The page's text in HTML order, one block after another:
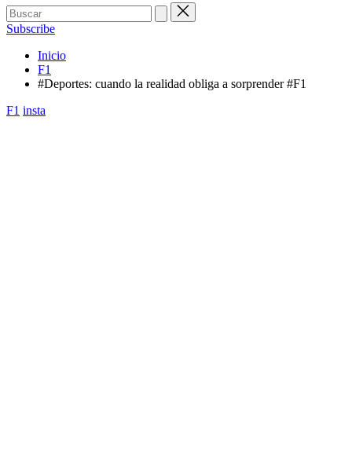
Buscar:
Subscribe
Inicio
F1
#Deportes: cuando la realidad obliga a sorprender #F1
Publicada
F1 insta